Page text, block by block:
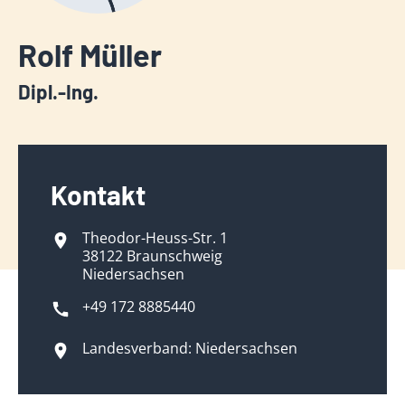
Rolf Müller
Dipl.-Ing.
Kontakt
Theodor-Heuss-Str. 1
38122 Braunschweig
Niedersachsen
+49 172 8885440
Landesverband: Niedersachsen